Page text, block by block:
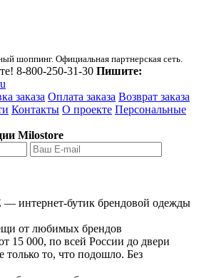
шоппинг. Официальная партнерская сеть.
8-800-250-31-30 Пишите:
заказа Оплата заказа Возврат заказа
Контакты О проекте Персональные
Milostore
интернет-бутик брендовой одежды
от любимых брендов
15 000, по всей России до двери
только то, что подошло. Без